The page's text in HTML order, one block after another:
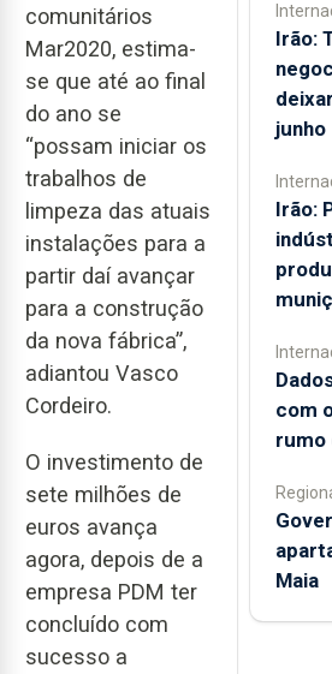
comunitários
Mar2020, estima-
se que até ao final
do ano se
“possam iniciar os
trabalhos de
limpeza das atuais
instalações para a
partir daí avançar
para a construção
da nova fábrica”,
adiantou Vasco
Cordeiro.
O investimento de
sete milhões de
euros avança
agora, depois de a
empresa PDM ter
concluído com
sucesso a
Irão:
junho
Irão:
com
rumo
Maia